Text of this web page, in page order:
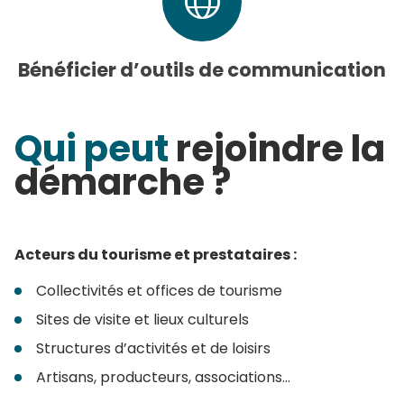
Bénéficier d’outils de communication
Qui peutrejoindre la
démarche ?
Acteurs du tourisme et prestataires :
Collectivités et offices de tourisme
Sites de visite et lieux culturels
Structures d’activités et de loisirs
Artisans, producteurs, associations...